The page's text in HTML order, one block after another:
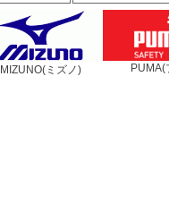
MIZUNO(ミズノ) PUMA(